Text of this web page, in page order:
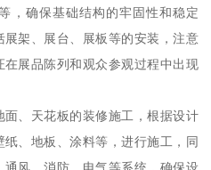
，确保基础结构的牢固性和稳定
架、展台、展板等的安装，注意
展品陈列和观众参观过程中出现
、天花板的装修施工，根据设计
、地板、涂料等，进行施工，同